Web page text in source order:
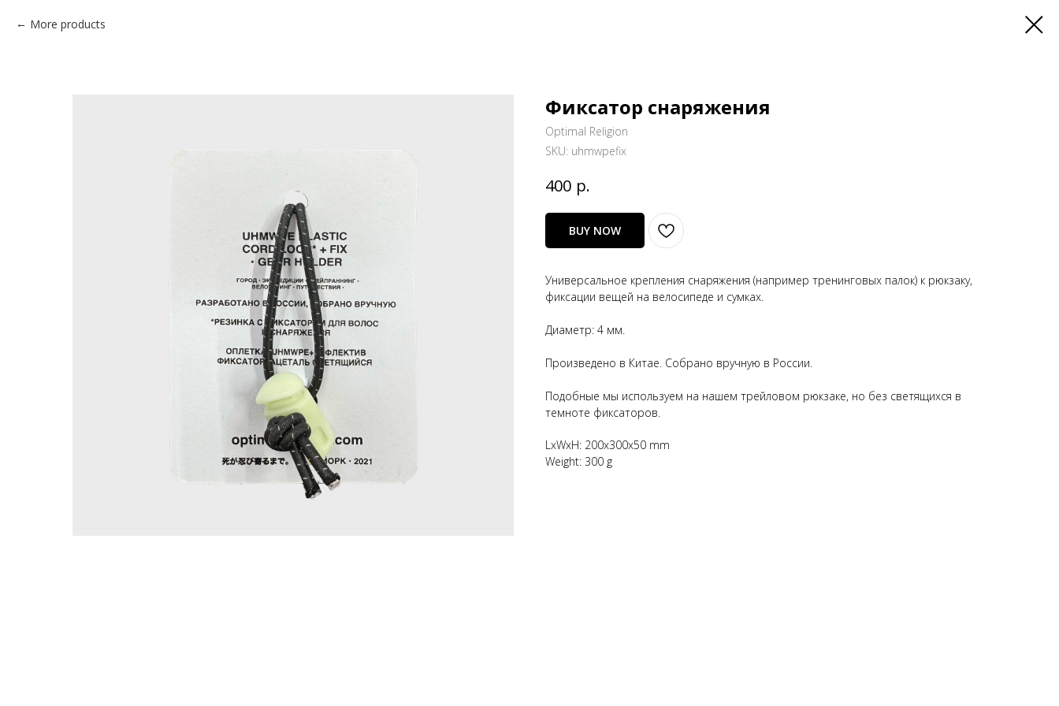
More products
Фиксатор снаряжения
Optimal Religion
SKU: uhmwpefix
400 р.
BUY NOW
Универсальное крепления снаряжения (например тренинговых палок) к рюкзаку,
фиксации вещей на велосипеде и сумках.
Диаметр: 4 мм.
Произведено в Китае. Собрано вручную в России.
Подобные мы используем на нашем трейловом рюкзаке, но без светящихся в
темноте фиксаторов.
LxWxH: 200x300x50 mm
Weight: 300 g